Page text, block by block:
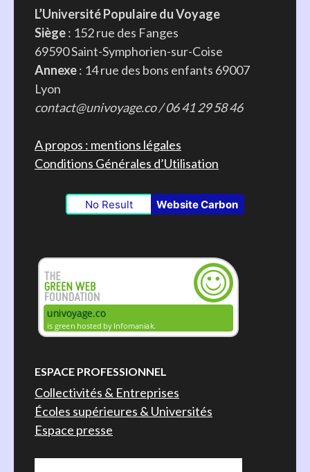
L’Université Populaire du Voyage
Siège: 152 rue des Fanges
69590 Saint-Symphorien-sur-Coise
Annexe: 14 rue des bons enfants 69007
Lyon
contact@univoyage.co / 06 41 29 58 46
A propos : mentions légales
Conditions Générales d’Utilisation
No Result Website Carbon
ESPACE PROFESSIONNEL
Collectivités & Entreprises
Écoles supérieures & Universités
Espace presse